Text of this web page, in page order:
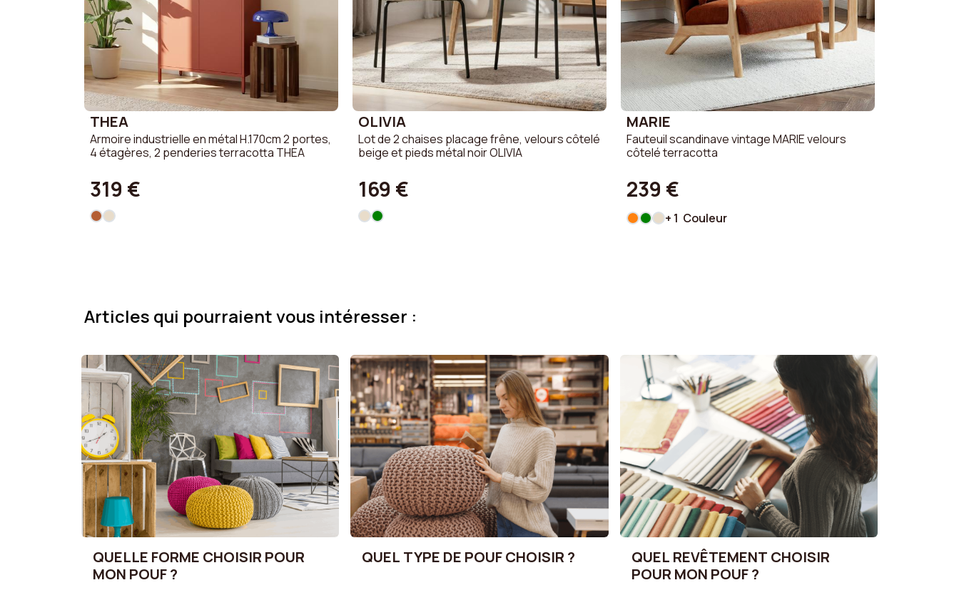
THEA
Armoire industrielle en métal H.170cm 2 portes,
4 étagères, 2 penderies terracotta THEA
319 €
OLIVIA
Lot de 2 chaises placage frêne, velours côtelé
beige et pieds métal noir OLIVIA
169 €
MARIE
Fauteuil scandinave vintage MARIE velours
côtelé terracotta
239 €
+ 1 Couleur
Articles qui pourraient vous intéresser :
QUELLE FORME CHOISIR POUR
MON POUF ?
QUEL TYPE DE POUF CHOISIR ?
QUEL REVÊTEMENT CHOISIR
POUR MON POUF ?